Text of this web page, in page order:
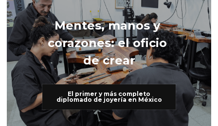
Mentes, manos y
corazones: el oficio
de crear
El primer y más completo
diplomado de joyería en México